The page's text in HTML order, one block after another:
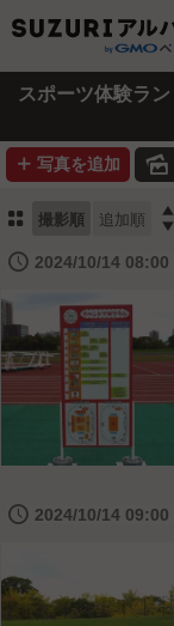
➕ 写真を追加 🌄
⚏ 撮影順 追加順 
🕔 2024/10/14 08:00
🕔 2024/10/14 09:00